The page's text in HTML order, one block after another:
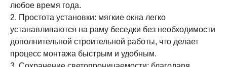
любое время года.
2. Простота установки: мягкие окна легко
устанавливаются на раму беседки без необходимости
дополнительной строительной работы, что делает
процесс монтажа быстрым и удобным.